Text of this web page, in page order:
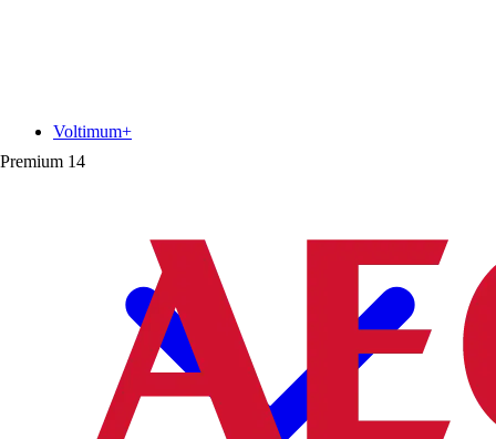
Premium 14
Voltimum+